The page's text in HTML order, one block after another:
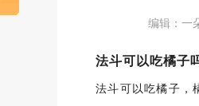
编辑：一
法斗可以吃橘子
法斗可以吃橘子，